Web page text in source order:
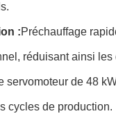
:Préchauffage
réduisant ainsi les
servomoteur de 48
cycles de production.